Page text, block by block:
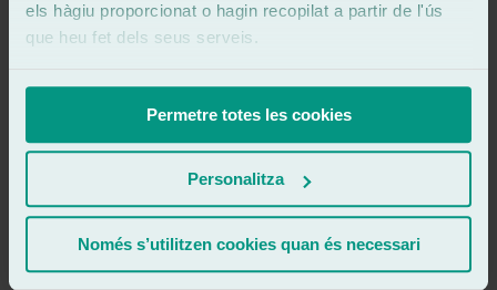
els hàgiu proporcionat o hagin recopilat a partir de l'ús
que heu fet dels seus serveis.
Permetre totes les cookies
Personalitza
Només s’utilitzen cookies quan és necessari
marcos calvo casal
Ressenya de
Google
Me han reparado un chinazo en la luna delantera del coche., no se
antonio ruiz reyes
Fa 1 any
Veure ressenya